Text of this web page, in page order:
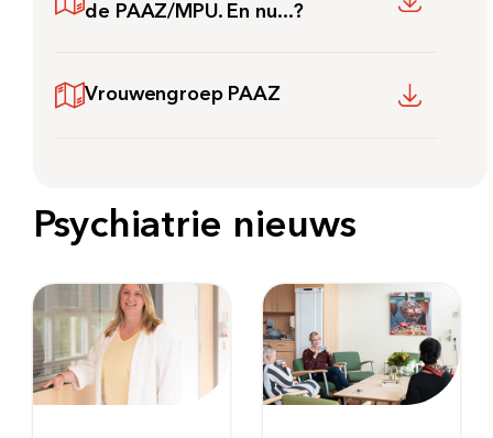
de PAAZ/MPU. En nu...?
Vrouwengroep PAAZ
Psychiatrie nieuws